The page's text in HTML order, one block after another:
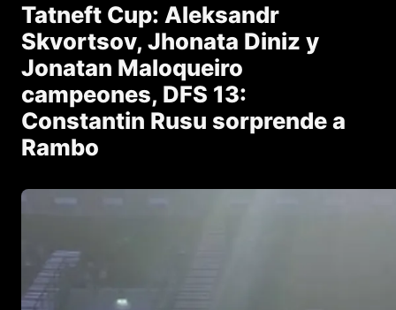
Tatneft Cup: Aleksandr
Skvortsov, Jhonata Diniz y
Jonatan Maloqueiro
campeones, DFS 13:
Constantin Rusu sorprende a
Rambo